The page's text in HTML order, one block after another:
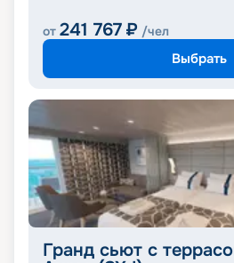
от 241 767 ₽ /чел
Выбрать
Гранд сьют с